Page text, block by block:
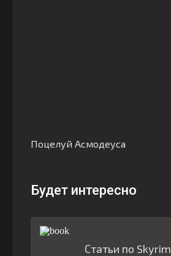
Поцелуй Асмодеуса
Будет интересно
Статьи по Skyrim